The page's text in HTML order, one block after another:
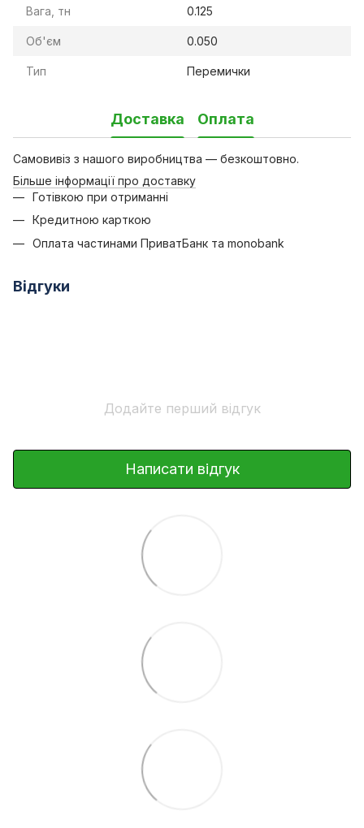
Вага, тн 0.125
Об'єм 0.050
Тип Перемички
Доставка Оплата
Самовивіз з нашого виробництва — безкоштовно.
Більше інформації про доставку
Готівкою при отриманні
Кредитною карткою
Оплата частинами ПриватБанк та monobank
Відгуки
Додайте перший відгук
Написати відгук